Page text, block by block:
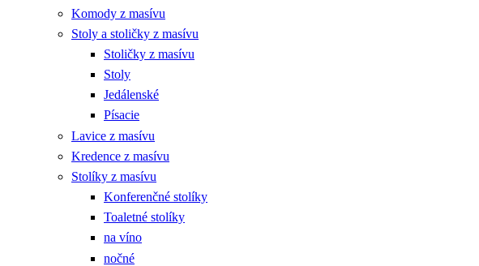
Komody z masívu
Stoly a stoličky z masívu
Stoličky z masívu
Stoly
Jedálenské
Písacie
Lavice z masívu
Kredence z masívu
Stolíky z masívu
Konferenčné stolíky
Toaletné stolíky
na víno
nočné